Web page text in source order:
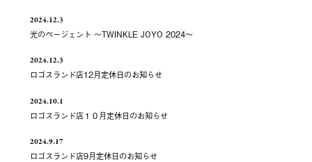
2024.12.3
光のページェント ～TWINKLE JOYO 2024～
2024.12.3
ロゴスランド店12月定休日のお知らせ
2024.10.1
ロゴスランド店１０月定休日のお知らせ
2024.9.17
ロゴスランド店9月定休日のお知らせ